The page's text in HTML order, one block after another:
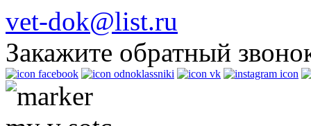
vet-dok@list.ru
Закажите обратный